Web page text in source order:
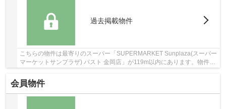
過去掲載物件
こちらの物件は最寄りのスーパー「SUPERMARKET Sunplaza(スーパー
マーケットサンプラザ) パスト 金岡店」が119m以内にあります。物件か
ら駅まで徒歩7分です。身近に人を感じることがで...
会員物件